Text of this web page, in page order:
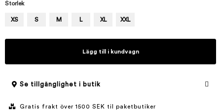
Storlek
XS S M L XL XXL
Lägg till i kundvagn
Se tillgänglighet i butik
Gratis frakt över 1500 SEK til paketbutiker